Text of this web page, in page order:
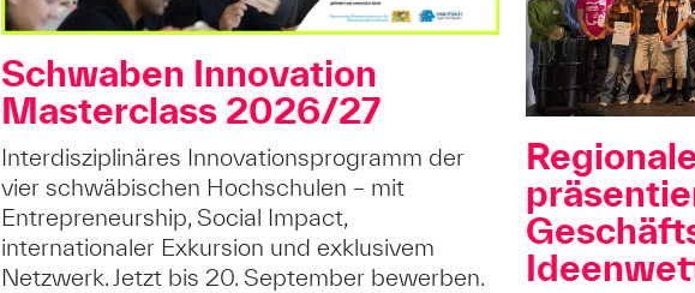
Schwaben Innovation
Masterclass 2026/27
Interdisziplinäres Innovationsprogramm der
vier schwäbischen Hochschulen – mit
Entrepreneurship, Social Impact,
internationaler Exkursion und exklusivem
Netzwerk. Jetzt bis 20. September bewerben.